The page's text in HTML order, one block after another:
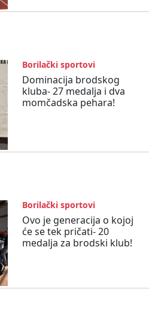
Borilački sportovi
Dominacija brodskog
kluba- 27 medalja i dva
momčadska pehara!
Borilački sportovi
Ovo je generacija o kojoj
će se tek pričati- 20
medalja za brodski klub!